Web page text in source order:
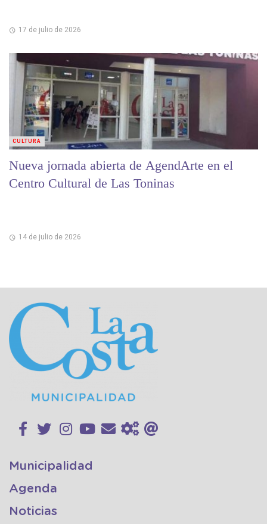
17 de julio de 2026
Nueva jornada abierta de AgendArte en el
Centro Cultural de Las Toninas
14 de julio de 2026
CULTURA
Municipalidad
Agenda
Noticias